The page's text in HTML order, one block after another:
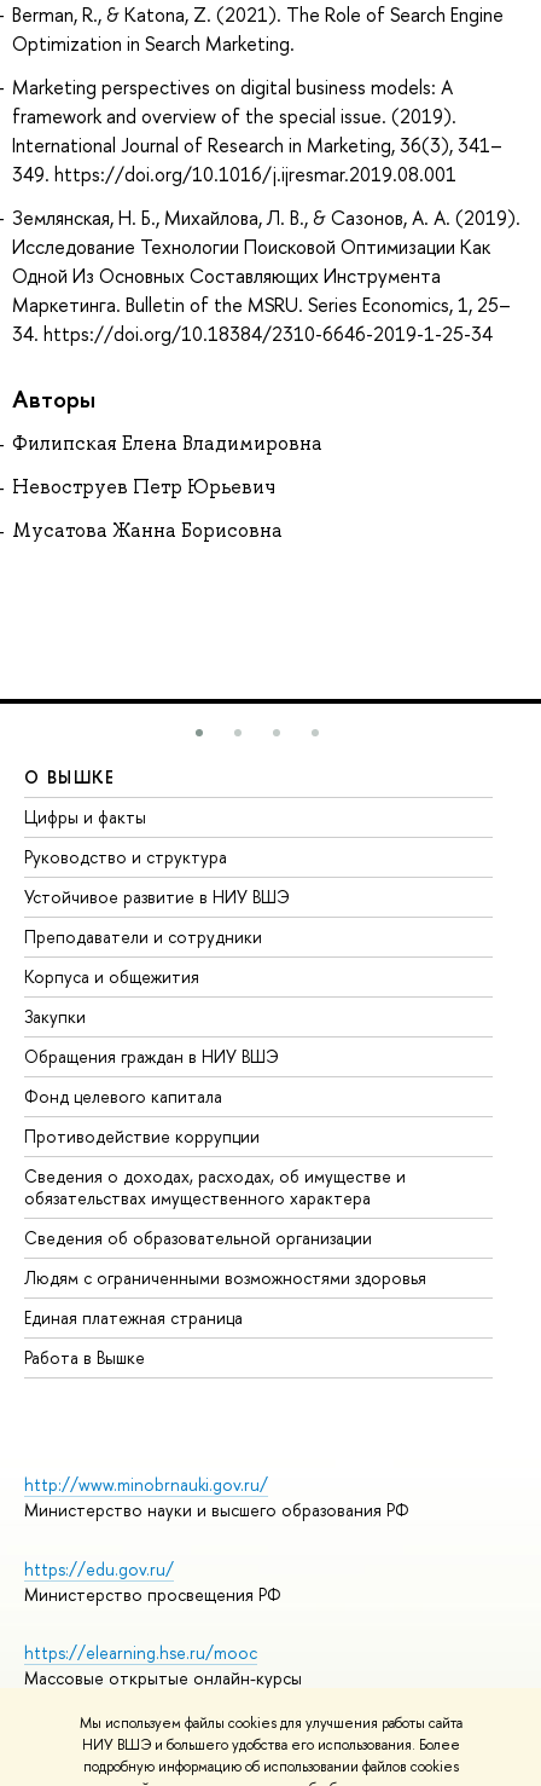
Мы используем файлы cookies для улучшения работы сайта
НИУ ВШЭ и большего удобства его использования. Более
подробную информацию об использовании файлов cookies
Berman, R., & Katona, Z. (2021). The Role of Search Engine
Optimization in Search Marketing.
Marketing perspectives on digital business models: A
framework and overview of the special issue. (2019).
International Journal of Research in Marketing, 36(3), 341–
349. https://doi.org/10.1016/j.ijresmar.2019.08.001
Землянская, Н. Б., Михайлова, Л. В., & Сазонов, А. А. (2019).
Исследование Технологии Поисковой Оптимизации Как
Одной Из Основных Составляющих Инструмента
Маркетинга. Bulletin of the MSRU. Series Economics, 1, 25–
34. https://doi.org/10.18384/2310-6646-2019-1-25-34
Авторы
Филипская Елена Владимировна
Невоструев Петр Юрьевич
Мусатова Жанна Борисовна
О ВЫШКЕ
Цифры и факты
Руководство и структура
Устойчивое развитие в НИУ ВШЭ
Преподаватели и сотрудники
Корпуса и общежития
Закупки
Обращения граждан в НИУ ВШЭ
Фонд целевого капитала
Противодействие коррупции
Сведения о доходах, расходах, об имуществе и
обязательствах имущественного характера
Сведения об образовательной организации
Людям с ограниченными возможностями здоровья
Единая платежная страница
Работа в Вышке
http://www.minobrnauki.gov.ru/
Министерство науки и высшего образования РФ
https://edu.gov.ru/
Министерство просвещения РФ
https://elearning.hse.ru/mooc
Массовые открытые онлайн-курсы
© НИУ ВШЭ 1993–2026 Адреса и контакты